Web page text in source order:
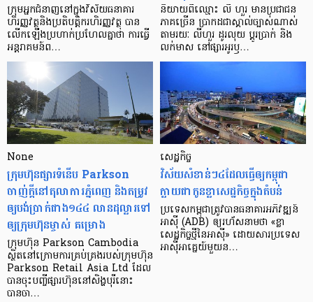
ក្រុម​អ្នក​ជំនាញ​នៅ​ក្នុង​វិស័យ​ធនាគារ
ហិរញ្ញវត្ថុ​និង​ប្រតិបត្តិករ​ហិរញ្ញ​វត្ថុ បាន​​
លើក​ឡើង​ប្រហាក់​ប្រហែល​គ្នា​ថា ការ​ធ្វើ​
អន្តរាគមន៍​ព…
និយាយ​ពី​ឈ្មោះ លី ហួរ មាន​ប្រជាជន​
ភាគ​ច្រើន ប្រាកដ​ជា​ស្គាល់​ច្បាស់​ណាស់
តាមរយៈ លីហួរ ដូរ​លុយ ប្តូរ​បា្រក់ និង​
លក់​មាស នៅ​ផ្សារ​អូរ​ឫ…
None
ក្រុមហ៊ុនផ្សារទំនើប Parkson
ចាញ់ក្ដីនៅតុលាការភ្នំពេញ និងតម្រូវ
ឲ្យបង់ប្រាក់ជាង១៤៤ លានដុល្លារទៅ
ឲ្យក្រុមហ៊ុនម្ចាស់ គម្រោង
ក្រុមហ៊ុន Parkson Cambodia
ស្ថិតនៅក្រោមការគ្រប់គ្រងរបស់ក្រុមហ៊ុន
Parkson Retail Asia Ltd ដែល
បានចុះបញ្ចីផ្សារហ៊ុននៅសិង្ហបុរីនោះ
បានចា…
សេដ្ឋកិច្ច​
វិស័យ​សំខាន់ៗ​៤​ដែល​ធ្វើ​ឲ្យ​កម្ពុជា​
ក្លាយ​ជា​កូន​ខ្លា​សេដ្ឋកិច្ច​ក្នុង​តំបន់
ប្រទេស​កម្ពុជា​ត្រូវ​បាន​ធនាគារ​អភិវឌ្ឍន៍​
អាស៊ី (ADB) ឲ្យ​រហ័ស​នាមថា «ខ្លា​
សេដ្ឋកិច្ច​ថ្មី​នៃ​អាស៊ី» ដោយសារ​ប្រទេស​
អាស៊ី​អាគ្នេយ៍​មួយ​ន…